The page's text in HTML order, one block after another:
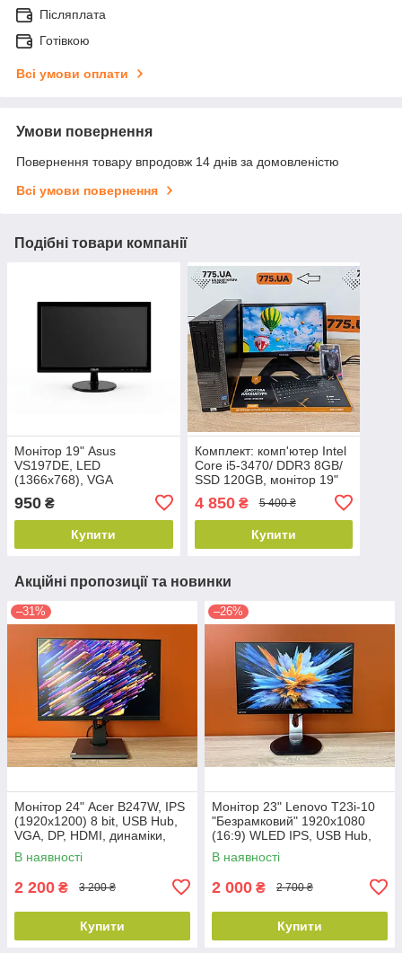
Післяплата
Готівкою
Всі умови оплати
Умови повернення
Повернення товару впродовж 14 днів за домовленістю
Всі умови повернення
Подібні товари компанії
Монітор 19" Asus
VS197DE, LED
(1366x768), VGA
950 ₴
Купити
Комплект: комп'ютер Intel
Core i5-3470/ DDR3 8GB/
SSD 120GB, монітор 19"
миша
4 850₴ 5 400 ₴
Купити
Акційні пропозиції та новинки
–31%
Монітор 24" Acer B247W, IPS
(1920x1200) 8 bit, USB Hub,
VGA, DP, HDMI, динаміки,
Безрамковий, Клас В
В наявності
2 200 ₴ 3 200 ₴
Купити
–26%
Монітор 23" Lenovo T23i-10
"Безрамковий" 1920x1080
(16:9) WLED IPS, USB Hub,
Клас В
В наявності
2 000 ₴ 2 700 ₴
Купити